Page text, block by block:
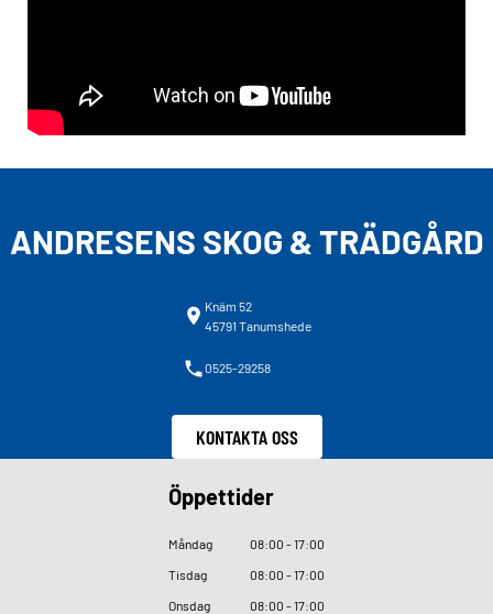
ANDRESENS SKOG & TRÄDGÅRD
Knäm 52
45791 Tanumshede
0525-29258
KONTAKTA OSS
Öppettider
Måndag 08:00 - 17:00
Tisdag
08:00 - 17:00
Onsdag
08:00 - 17:00